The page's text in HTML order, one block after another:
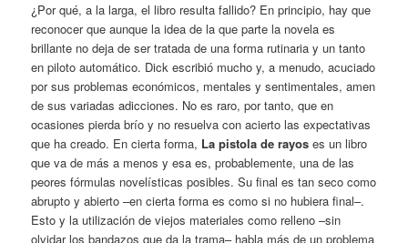
¿Por qué, a la larga, el libro resulta fallido? En principio, hay que
reconocer que aunque la idea de la que parte la novela es
brillante no deja de ser tratada de una forma rutinaria y un tanto
en piloto automático. Dick escribió mucho y, a menudo, acuciado
por sus problemas económicos, mentales y sentimentales, amen
de sus variadas adicciones. No es raro, por tanto, que en
ocasiones pierda brío y no resuelva con acierto las expectativas
que ha creado. En cierta forma, La pistola de rayos es un libro
que va de más a menos y esa es, probablemente, una de las
peores fórmulas novelísticas posibles. Su final es tan seco como
abrupto y abierto –en cierta forma es como si no hubiera final–.
Esto y la utilización de viejos materiales como relleno –sin
olvidar los bandazos que da la trama– habla más de un problema